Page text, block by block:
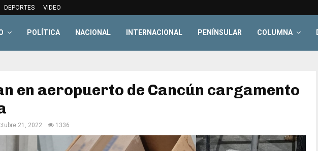
DEPORTES VIDEO
POLÍTICA NACIONAL INTERNACIONAL PENÍNSULAR COLUMNA
en aeropuerto de Cancún cargamento
21, 2022 1336